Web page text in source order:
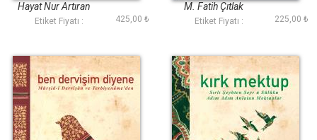
Hayat Nur Artıran
Etiket Fiyatı : 425,00 ₺
M. Fatih Çıtlak
Etiket Fiyatı : 225,00 ₺